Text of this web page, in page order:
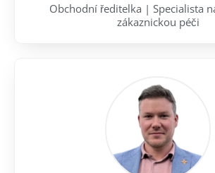
Obchodní ředitelka | Specialista
zákaznickou péči